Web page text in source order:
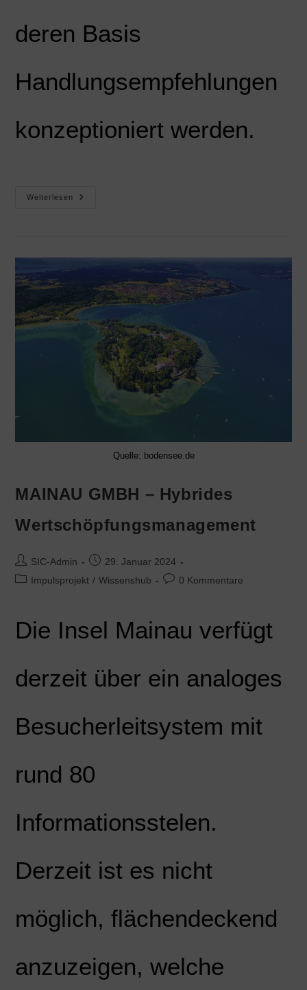
deren Basis
Handlungsempfehlungen
konzeptioniert werden.
Weiterlesen
Quelle: bodensee.de
MAINAU GMBH – Hybrides
Wertschöpfungsmanagement
SIC-Admin
29. Januar 2024
Impulsprojekt / Wissenshub 0 Kommentare
Die Insel Mainau verfügt
derzeit über ein analoges
Besucherleitsystem mit
rund 80
Informationsstelen.
Derzeit ist es nicht
möglich, flächendeckend
anzuzeigen, welche